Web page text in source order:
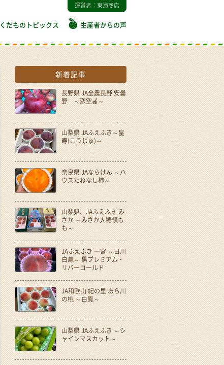
くだものトピックス 生産者からの声
運営者：東海商店
新着記事
長野県 JA全農長野 安曇
野 ～恋空🍎～
山梨県 JAふえふき～皇
寿(こうじゅ)～
奈良県 JAならけん ～ハ
ウスたねなし柿～
山梨県、JAふえふき み
さか ～みさか大糖領も
も～
JAふえふき 一宮 ～日川
白鳳～ 黒プレミアム・
リバーゴールド
JA和歌山 紀の里 あら川
の桃 ～白鳳～
山梨県 JAふえふき ～シ
ャインマスカット～